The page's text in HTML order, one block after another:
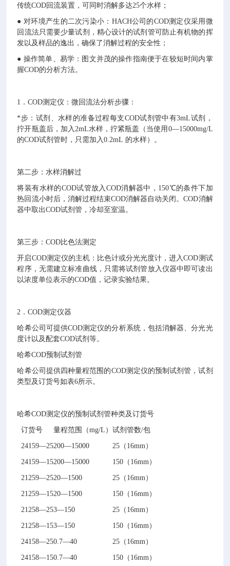
传统COD回流装置，可同时消解多达25个水样；
● 对环境产生的二次污染小：HACH公司的COD测定仪采用微
回流法只需要少量试剂，精心设计的试剂管可防止有机物的挥
发以及样品的逸出，确保了消解过程的安全性；
● 操作简单、易学：图文并茂的操作指南便于在较短时间内掌
握COD的分析方法。
1．COD测定仪：微回流法分析步骤：
*步：试剂、水样的准备过程每支COD试剂管中有3mL试剂，
拧开瓶盖后，加入2mL水样，拧紧瓶盖（当使用0—15000mg/L
的COD试剂管时，只需加入0.2mL 的水样）。
第二步：水样消解过
将装有水样的COD试管放入COD消解器中，150℃的条件下加
热回流小时后，消解过程结束COD消解器自动关闭。COD消解
器中取出COD试剂管，冷却至室温。
第三步：COD比色法测定
开启COD测定仪的主机：比色计或分光光度计，进入COD测试
程序，无需建立标准曲线，只需将试剂管放入仪器中即可读出
以浓度单位表示的COD值，记录实验结果。
2．COD测定仪器
哈希公司可提供COD测定仪的分析系统，包括消解器、分光光
度计以及配套COD试剂等。
哈希COD预制试剂管
哈希公司提供四种量程范围的COD测定仪的预制试剂管，试剂
类型及订货号如表6所示。
哈希COD测定仪的预制试剂管种类及订货号
订货号 量程范围（mg/L） 试剂管数/包
24159—25200—15000 25（16mm）
24159—15200—15000 150（16mm）
21259—2520—1500 25（16mm）
21259—1520—1500 150（16mm）
21258—253—150 25（16mm）
21258—153—150 150（16mm）
24158—250.7—40 25（16mm）
24158—150.7—40 150（16mm）